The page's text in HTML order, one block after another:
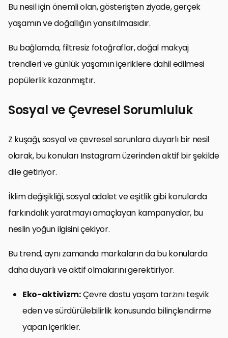
Bu nesil için önemli olan, gösterişten ziyade, gerçek
yaşamın ve doğallığın yansıtılmasıdır.
Bu bağlamda, filtresiz fotoğraflar, doğal makyaj
trendleri ve günlük yaşamın içeriklere dahil edilmesi
popülerlik kazanmıştır.
Sosyal ve Çevresel Sorumluluk
Z kuşağı, sosyal ve çevresel sorunlara duyarlı bir nesil
olarak, bu konuları Instagram üzerinden aktif bir şekilde
dile getiriyor.
İklim değişikliği, sosyal adalet ve eşitlik gibi konularda
farkındalık yaratmayı amaçlayan kampanyalar, bu
neslin yoğun ilgisini çekiyor.
Bu trend, aynı zamanda markaların da bu konularda
daha duyarlı ve aktif olmalarını gerektiriyor.
Eko-aktivizm:Çevre dostu yaşam tarzını teşvik
eden ve sürdürülebilirlik konusunda bilinçlendirme
yapan içerikler.